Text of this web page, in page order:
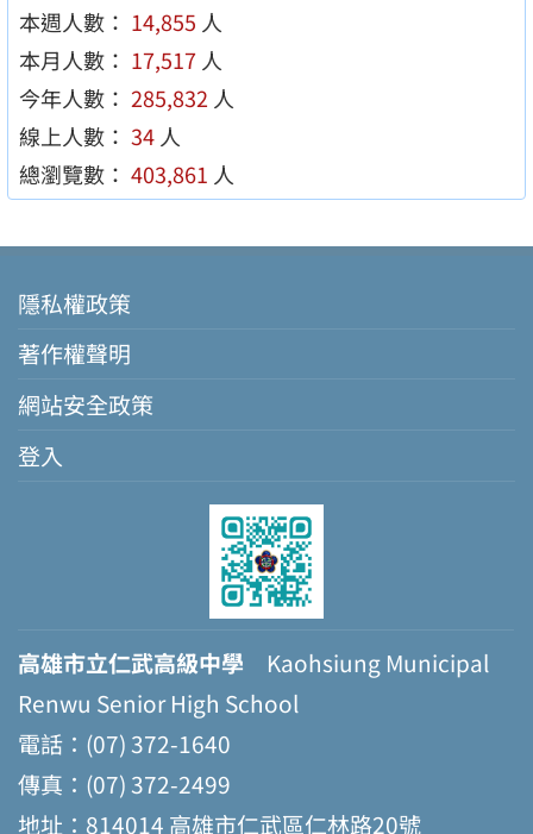
本週人數： 14,855 人
本月人數： 17,517 人
今年人數： 285,832 人
線上人數： 34 人
總瀏覽數： 403,861 人
隱私權政策
著作權聲明
網站安全政策
登入
高雄市立仁武高級中學 Kaohsiung Municipal
Renwu Senior High School
電話：(07) 372-1640
傳真：(07) 372-2499
地址：814014 高雄市仁武區仁林路20號